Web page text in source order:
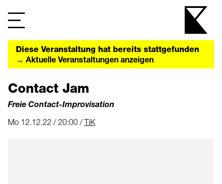
Diese Veranstaltung hat bereits stattgefunden
→ Aktuelle Veranstaltungen anzeigen
Contact Jam
Freie Contact-Improvisation
Mo 12.12.22 / 20:00 /TiK